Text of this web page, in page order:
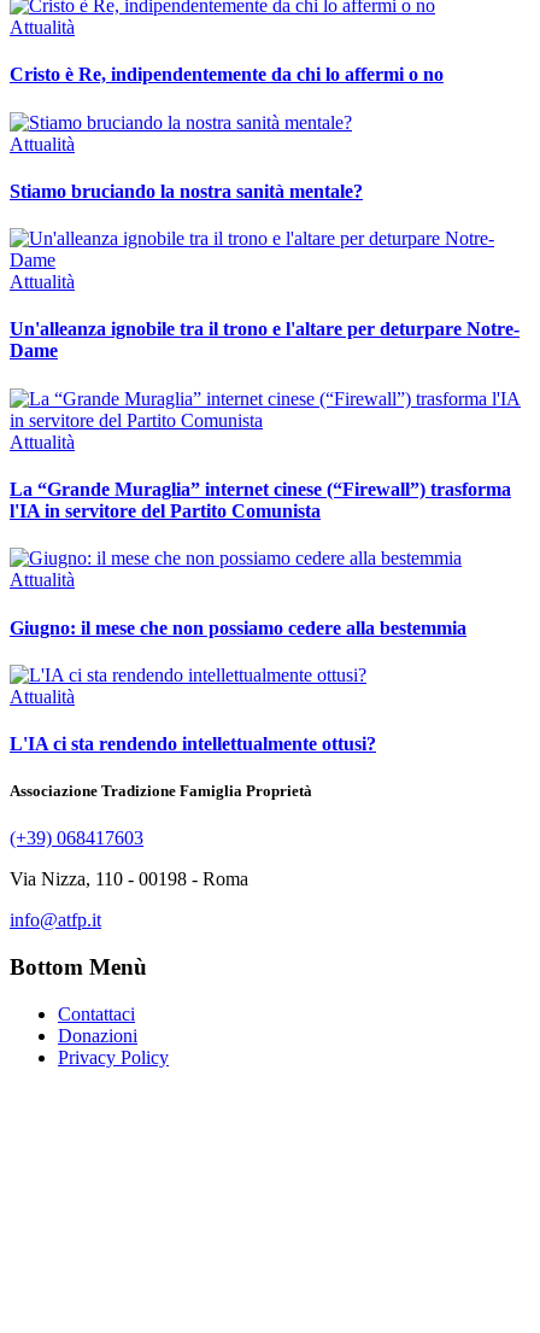
Attualità
Cristo è Re, indipendentemente da chi lo affermi o no
Attualità
Stiamo bruciando la nostra sanità mentale?
Attualità
Un'alleanza ignobile tra il trono e l'altare per deturpare Notre-
Dame
Attualità
La “Grande Muraglia” internet cinese (“Firewall”) trasforma
l'IA in servitore del Partito Comunista
Attualità
Giugno: il mese che non possiamo cedere alla bestemmia
Attualità
L'IA ci sta rendendo intellettualmente ottusi?
Associazione Tradizione Famiglia Proprietà
(+39) 068417603
Via Nizza, 110 - 00198 - Roma
info@atfp.it
Bottom Menù
Contattaci
Donazioni
Privacy Policy